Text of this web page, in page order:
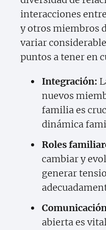
interacciones
y otros miembros
variar
puntos a tener en
Integración:
nuevos
familia es
dinámica
Roles
cambiar y
generar
abierta es